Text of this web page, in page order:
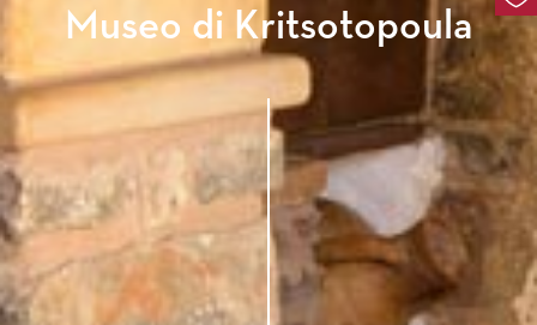
Museo di Kritsotopoula